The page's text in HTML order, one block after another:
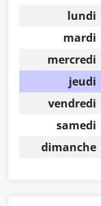
lundi
mardi
mercredi
jeudi
vendredi
samedi
dimanche